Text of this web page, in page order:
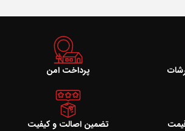
پرداخت امن
تضمین اصالت و کیفیت